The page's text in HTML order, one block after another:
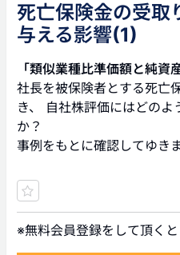
死亡保険金の受取
与える影響(1)
「類似業種比準価額と純資
社長を被保険者とする死亡
き、 自社株評価にはどのよ
か？
事例をもとに確認してゆきま
※無料会員登録をして頂く